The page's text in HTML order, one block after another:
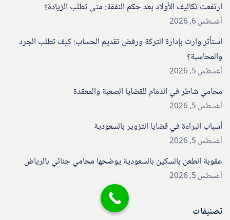
ارتفعت تكاليف الأولاد بعد حكم النفقة: متى تطلب الزيادة؟
أغسطس 6, 2026
استأثر وارث بإدارة التركة ورفض تقديم الحساب: كيف تطلب الجرد
والمحاسبة؟
أغسطس 5, 2026
محامي شاطر في الدمام للقضايا الصعبة والمعقدة
أغسطس 5, 2026
أسباب البراءة في قضايا التزوير بالسعودية
أغسطس 5, 2026
عقوبة الطعن بالسكين بالسعودية يوضحها محامي جنائي بالرياض
أغسطس 5, 2026
تصنيفات